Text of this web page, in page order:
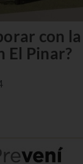
con
El Pinar?